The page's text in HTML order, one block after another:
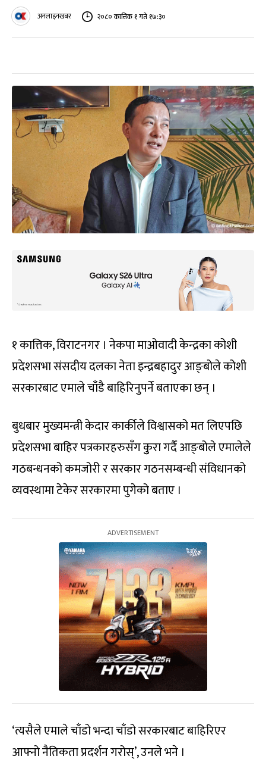
अनलाइनखबर २०८० कात्तिक १ गते १७:३०
१ कात्तिक, विराटनगर । नेकपा माओवादी केन्द्रका कोशी
प्रदेशसभा संसदीय दलका नेता इन्द्रबहादुर आङ्बोले कोशी
सरकारबाट एमाले चाँडै बाहिरिनुपर्ने बताएका छन् ।
बुधबार मुख्यमन्त्री केदार कार्कीले विश्वासको मत लिएपछि
प्रदेशसभा बाहिर पत्रकारहरुसँग कुुरा गर्दै आङ्बोले एमालेले
गठबन्धनको कमजोरी र सरकार गठनसम्बन्धी संविधानको
व्यवस्थामा टेकेर सरकारमा पुगेको बताए ।
‘त्यसैले एमाले चाँडो भन्दा चाँडो सरकारबाट बाहिरिएर
आफ्नो नैतिकता प्रदर्शन गरोस्’, उनले भने ।